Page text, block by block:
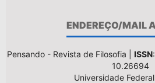
ENDEREÇO/MAIL
Pensando - Revista de Filosofia | ISSN
10.26694
Universidade